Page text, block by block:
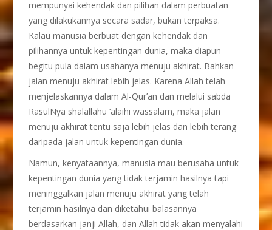
mempunyai kehendak dan pilihan dalam perbuatan
yang dilakukannya secara sadar, bukan terpaksa.
Kalau manusia berbuat dengan kehendak dan
pilihannya untuk kepentingan dunia, maka diapun
begitu pula dalam usahanya menuju akhirat. Bahkan
jalan menuju akhirat lebih jelas. Karena Allah telah
menjelaskannya dalam Al-Qur’an dan melalui sabda
RasulNya shalallahu ‘alaihi wassalam, maka jalan
menuju akhirat tentu saja lebih jelas dan lebih terang
daripada jalan untuk kepentingan dunia.
Namun, kenyataannya, manusia mau berusaha untuk
kepentingan dunia yang tidak terjamin hasilnya tapi
meninggalkan jalan menuju akhirat yang telah
terjamin hasilnya dan diketahui balasannya
berdasarkan janji Allah, dan Allah tidak akan menyalahi